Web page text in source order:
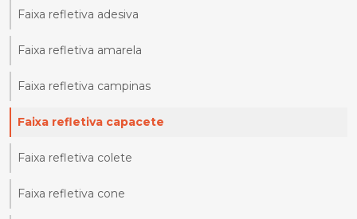
Faixa refletiva adesiva
Faixa refletiva amarela
Faixa refletiva campinas
Faixa refletiva capacete
Faixa refletiva colete
Faixa refletiva cone